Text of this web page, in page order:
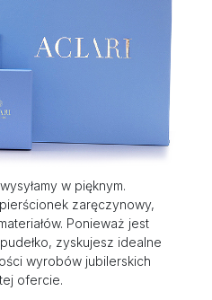
w pięknym.
zaręczynowy,
Ponieważ jest
zyskujesz idealne
wyrobów jubilerskich
ofercie.